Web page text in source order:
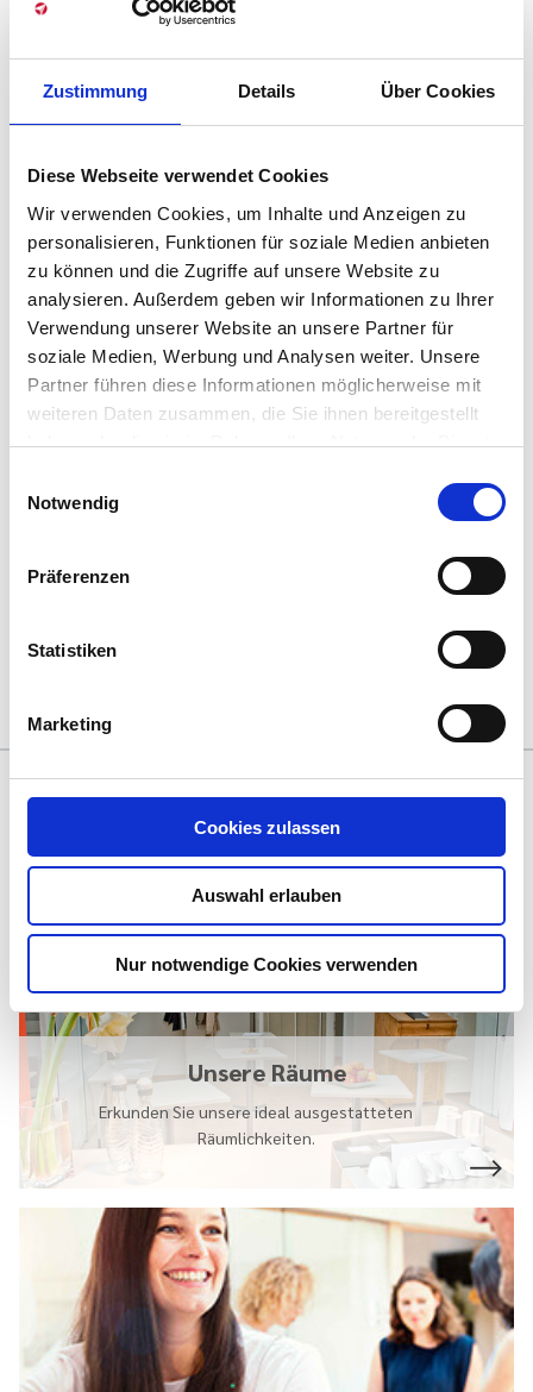
Zustimmung Details Über Cookies
Diese Webseite verwendet Cookies
Wir verwenden Cookies, um Inhalte und Anzeigen zu
personalisieren, Funktionen für soziale Medien anbieten
zu können und die Zugriffe auf unsere Website zu
analysieren. Außerdem geben wir Informationen zu Ihrer
Verwendung unserer Website an unsere Partner für
soziale Medien, Werbung und Analysen weiter. Unsere
Partner führen diese Informationen möglicherweise mit
weiteren Daten zusammen, die Sie ihnen bereitgestellt
haben oder die sie im Rahmen Ihrer Nutzung der Dienste
Cookies, wenn Sie unsere Webseite weiterhin nutzen.
Notwendig
Präferenzen
Statistiken
Marketing
Cookies zulassen
Auswahl erlauben
Nur notwendige Cookies verwenden
Zwei Erfolgsfaktoren waren innerhalb des Prozesses von
Retrospektiven am Ende jeder Timebox ausreichend Zeit
abgesehen vom Projektteam auch alle weiteren
Nutzen:
Durch das gewählte Vorgehen gelang es unserem Kunden,
in sehr kurzer Zeit Ergebnisse mit hoher Qualität und breiter
Akzeptanz zu erreichen.Die aus den verschiedenen
Bereichen kommenden Teammitglieder entwickelten ein
gemeinsames Verständnis und bildeten einen Nukleus, der
Gesamtorganisation ausübte
Durch selbstorganisierte
Kulturveränderung aktiv ge- und erlebt werden.
Das könnte Sie auch interessieren
Unsere Räume
Erkunden Sie unsere ideal ausgestatteten
Räumlichkeiten.